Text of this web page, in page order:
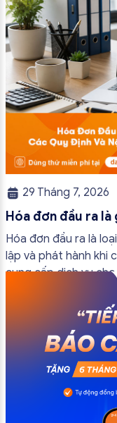
29 Tháng 7, 2026
Hóa đơn đầu ra là
bắt buộc mới nhất
Hóa đơn đầu ra là
lập và phát hành khi
cung cấp dịch vụ
quy trình vận hành
chính không đáng